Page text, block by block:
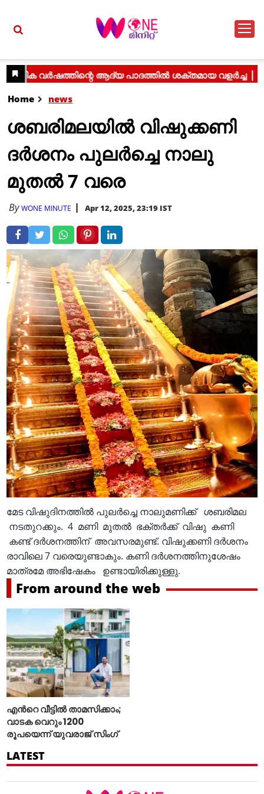
Home news
ശബരിമലയിൽ വിഷുക്കണി
ദർശനം പുലർച്ചെ നാലു
മുതൽ 7 വരെ
ByWONE MINUTE Apr 12, 2025, 23:19 IST
മേട വിഷുദിനത്തിൽ പുലർച്ചെ നാലുമണിക്ക് ശബരിമല
നടതുറക്കും. 4 മണി മുതൽ ഭക്തർക്ക് വിഷു കണി
കണ്ട് ദർശനത്തിന് അവസരമുണ്ട്. വിഷുക്കണി ദർശനം
രാവിലെ 7 വരെയുണ്ടാകും. കണി ദർശനത്തിനുശേഷം
മാത്രമേ അഭിഷേകം ഉണ്ടായിരിക്കുള്ളു.
From around the web
എന്‍റെ വീട്ടില്‍ താമസിക്കാം;
വാടക വെറും 1200
രൂപയെന്ന് യുവരാജ് സിംഗ്
LATEST